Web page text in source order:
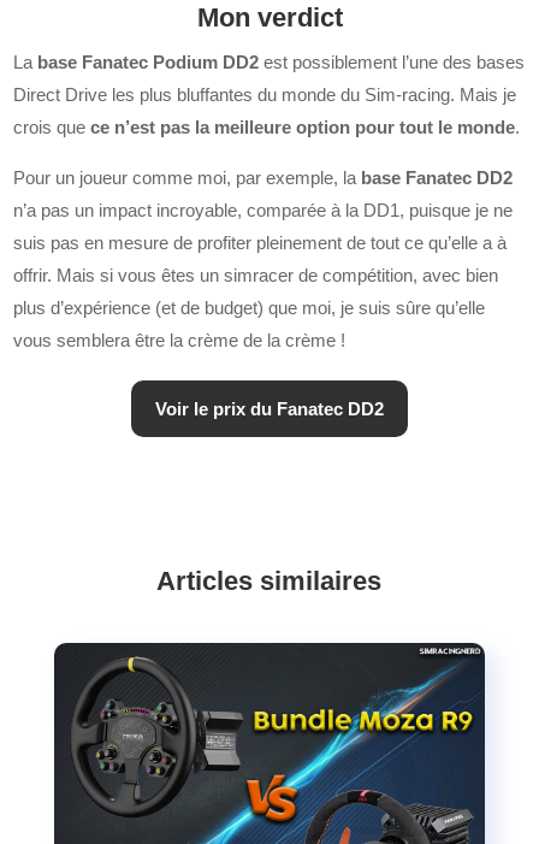
Mon verdict
La base Fanatec Podium DD2 est possiblement l’une des bases
Direct Drive les plus bluffantes du monde du Sim-racing. Mais je
crois quece n’est pas la meilleure option pour tout le monde.
Pour un joueur comme moi, par exemple, labase Fanatec DD2
n’a pas un impact incroyable, comparée à la DD1, puisque je ne
suis pas en mesure de profiter pleinement de tout ce qu’elle a à
offrir. Mais si vous êtes un simracer de compétition, avec bien
plus d’expérience (et de budget) que moi, je suis sûre qu’elle
vous semblera être la crème de la crème !
Voir le prix du Fanatec DD2
Articles similaires